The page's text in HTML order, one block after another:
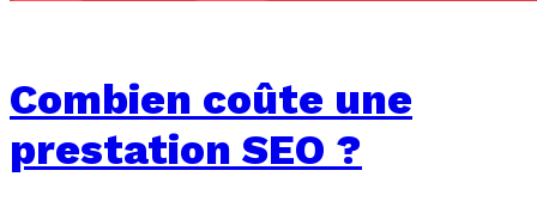
Combien coûte une
prestation SEO ?